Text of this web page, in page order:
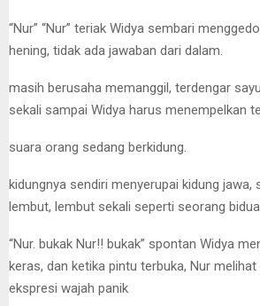
“Nur” “Nur” teriak Widya sembari
hening, tidak ada jawaban dari dalam.
masih berusaha memanggil, terdengar
sekali sampai Widya harus menempelkan
suara orang sedang berkidung.
kidungnya sendiri menyerupai kidung jawa,
lembut, lembut sekali seperti seorang
“Nur. bukak Nur!! bukak” spontan Widya
keras, dan ketika pintu terbuka, Nur melihat
ekspresi wajah panik